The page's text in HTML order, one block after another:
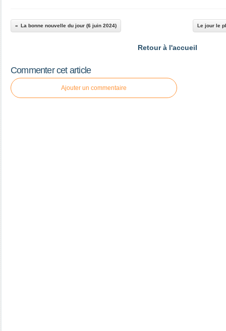
La bonne nouvelle du jour (6 juin 2024) Le jour le
Retour à l'accueil
Commenter cet article
Ajouter un commentaire